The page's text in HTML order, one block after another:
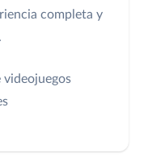
completa y
videojuegos